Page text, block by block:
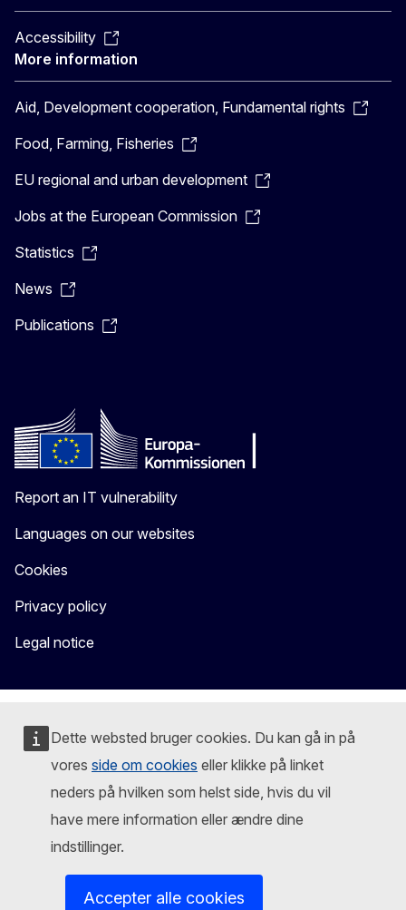
Dette websted bruger cookies. Du kan gå in på
vores side om cookies eller klikke på linket
neders på hvilken som helst side, hvis du vil
have mere information eller ændre dine
indstillinger.
Accepter alle cookies
Accessibility
More information
Aid, Development cooperation, Fundamental rights
Food, Farming, Fisheries
EU regional and urban development
Jobs at the European Commission
Statistics
News
Publications
Report an IT vulnerability
Languages on our websites
Cookies
Privacy policy
Legal notice